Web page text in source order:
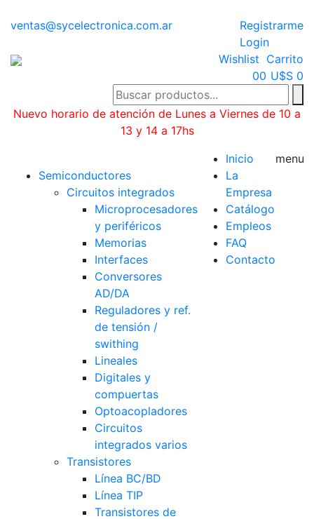
ventas@sycelectronica.com.ar
Registrarme
Login
Wishlist
00
Carrito
U$S 0
Nuevo horario de atención de Lunes a Viernes de 10 a
13 y 14 a 17hs
Semiconductores
Circuitos integrados
Microprocesadores
y periféricos
Memorias
Interfaces
Conversores
AD/DA
Reguladores y ref.
de tensión /
swithing
Lineales
Digitales y
compuertas
Optoacopladores
Circuitos
integrados varios
Transistores
Línea BC/BD
Línea TIP
Transistores de
Inicio
La
Empresa
Catálogo
Empleos
FAQ
Contacto
menu